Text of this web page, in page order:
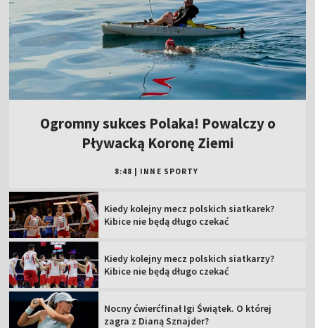
Ogromny sukces Polaka! Powalczy o
Pływacką Koronę Ziemi
8:48 INNE SPORTY
Kiedy kolejny mecz polskich siatkarek?
Kibice nie będą długo czekać
Kiedy kolejny mecz polskich siatkarzy?
Kibice nie będą długo czekać
Nocny ćwierćfinał Igi Świątek. O której
zagra z Dianą Sznajder?